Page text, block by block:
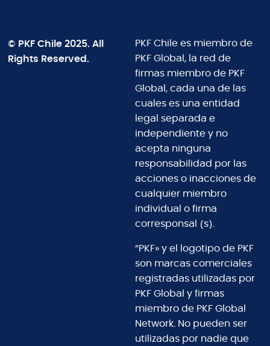
© PKF Chile 2025. All
Rights Reserved.
PKF Chile es miembro de
PKF Global, la red de
firmas miembro de PKF
Global, cada una de las
cuales es una entidad
legal separada e
independiente y no
acepta ninguna
responsabilidad por las
acciones o inacciones de
cualquier miembro
individual o firma
corresponsal (s).
“PKF» y el logotipo de PKF
son marcas comerciales
registradas utilizadas por
PKF Global y firmas
miembro de PKF Global
Network. No pueden ser
utilizadas por nadie que